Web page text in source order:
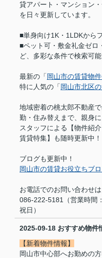
貸アパート・マンション
を日々更新しています。
■単身向け1K・1LDKから
■ペット可・敷金礼金ゼロ
ど、多彩な条件で検索可能
最新の「 岡山市の賃貸物
特に人気の「 岡山市北区
地域密着の桃太郎不動産
勤・住み替えまで、親身に
スタッフによる【物件紹
賃貸特集】も随時更新中！
ブログも更新中！
岡山市の賃貸お役立ちブ
お電話でのお問い合わせは
086-222-5181（営業時間
祝日）
2025-09-18 おすすめ物件
【新着物件情報】
岡山市中心部へお勤めの方